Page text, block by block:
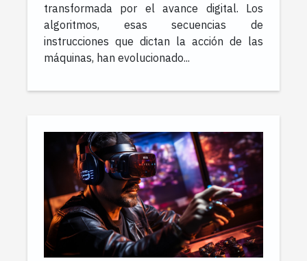
transformada por el avance digital. Los
algoritmos, esas secuencias de
instrucciones que dictan la acción de las
máquinas, han evolucionado...